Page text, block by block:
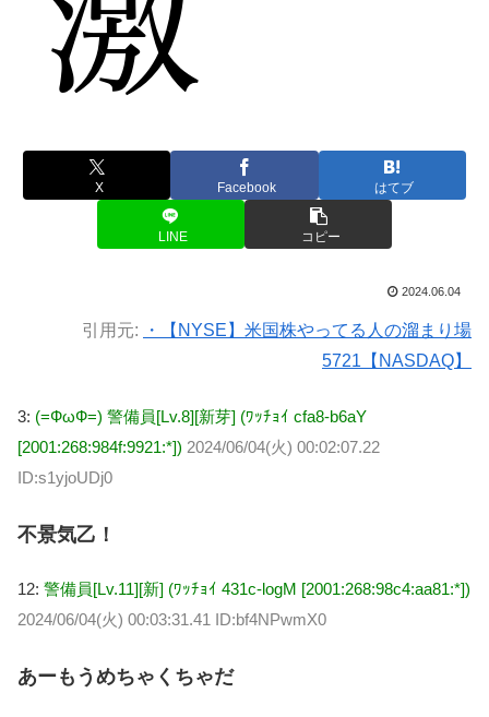
X Facebook はてブ
LINE コピー
2024.06.04
引用元:
・【NYSE】米国株やってる人の溜まり場
5721【NASDAQ】
3: (=ФωФ=) 警備員[Lv.8][新芽] (ﾜｯﾁｮｲ cfa8-b6aY
[2001:268:984f:9921:*]) 2024/06/04(火) 00:02:07.22
ID:s1yjoUDj0
不景気乙！
12: 警備員[Lv.11][新] (ﾜｯﾁｮｲ 431c-logM [2001:268:98c4:aa81:*])
2024/06/04(火) 00:03:31.41 ID:bf4NPwmX0
あーもうめちゃくちゃだ